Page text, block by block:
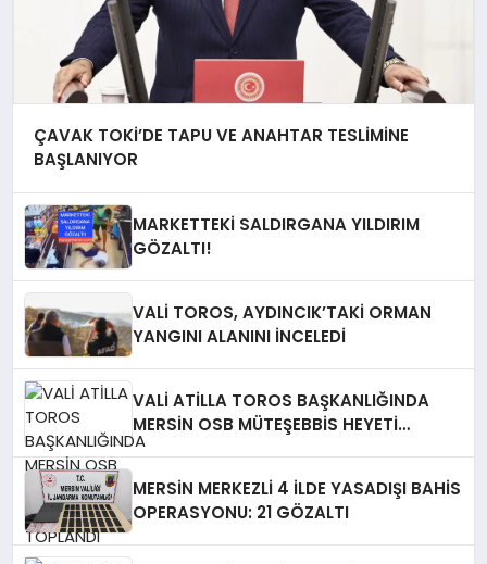
ÇAVAK TOKİ’DE TAPU VE ANAHTAR TESLİMİNE
BAŞLANIYOR
MARKETTEKİ SALDIRGANA YILDIRIM
GÖZALTI!
VALİ TOROS, AYDINCIK’TAKİ ORMAN
YANGINI ALANINI İNCELEDİ
VALİ ATİLLA TOROS BAŞKANLIĞINDA
MERSİN OSB MÜTEŞEBBİS HEYETİ
TOPLANDI
MERSİN MERKEZLİ 4 İLDE YASADIŞI BAHİS
OPERASYONU: 21 GÖZALTI